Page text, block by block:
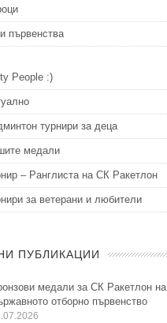
първенства
People :)
турнири за деца
медали
– Ранглиста на СК Ракетлон
за ветерани и любители
ПУБЛИКАЦИИ
медали за СК Ракетлон на
отборно първенство